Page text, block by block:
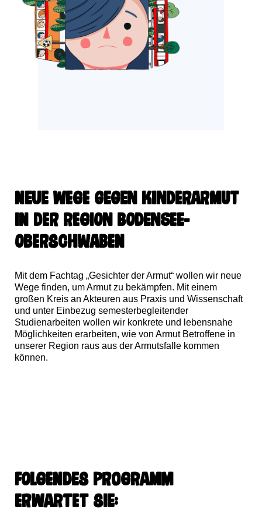
Neue Wege gegen Kinderarmut
in der Region Bodensee-
Oberschwaben
Mit dem Fachtag „Gesichter der Armut“ wollen wir neue
Wege finden, um Armut zu bekämpfen. Mit einem
großen Kreis an Akteuren aus Praxis und Wissenschaft
und unter Einbezug semes­terbegleitender
Studienarbeiten wollen wir konkrete und lebensnahe
Möglichkeiten erarbeiten, wie von Armut Betroffene in
unserer Region raus aus der Armutsfalle kommen
können.
Folgendes Programm
erwartet Sie: